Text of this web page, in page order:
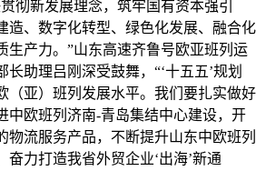
彻新发展理念，筑牢国有资本强引
造、数字化转型、绿色化发展、融合化
生产力。”山东高速齐鲁号欧亚班列运
助理吕刚深受鼓舞，“‘十五五’规划
（亚）班列发展水平。我们要扎实做好
中欧班列济南-青岛集结中心建设，开
物流服务产品，不断提升山东中欧班列
奋力打造我省外贸企业‘出海’新通